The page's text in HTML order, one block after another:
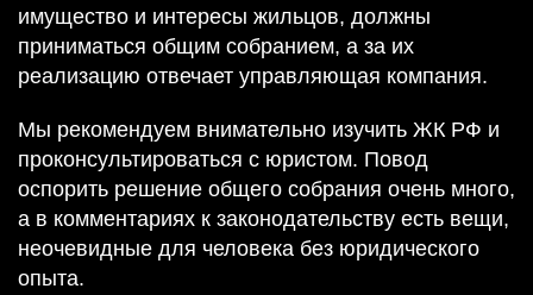
имущество и интересы жильцов, должны
приниматься общим собранием, а за их
реализацию отвечает управляющая компания.
Мы рекомендуем внимательно изучить ЖК РФ и
проконсультироваться с юристом. Повод
оспорить решение общего собрания очень много,
а в комментариях к законодательству есть вещи,
неочевидные для человека без юридического
опыта.